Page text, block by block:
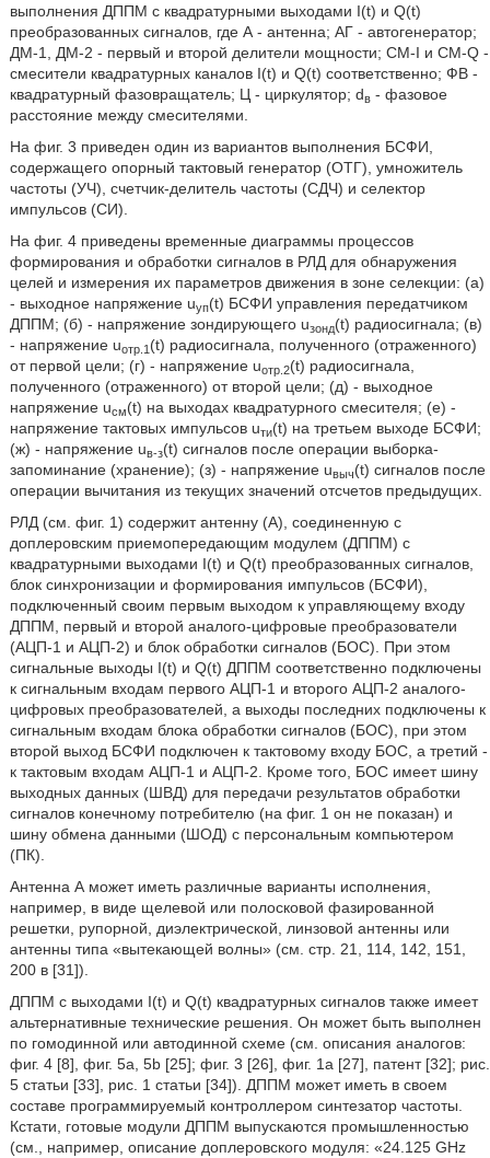
выполнения ДППМ с квадратурными выходами I(t) и Q(t)
преобразованных сигналов, где А - антенна; АГ - автогенератор;
ДМ-1, ДМ-2 - первый и второй делители мощности; CM-I и CM-Q -
смесители квадратурных каналов I(t) и Q(t) соответственно; ФВ -
квадратурный фазовращатель; Ц - циркулятор; dв - фазовое
расстояние между смесителями.
На фиг. 3 приведен один из вариантов выполнения БСФИ,
содержащего опорный тактовый генератор (ОТГ), умножитель
частоты (УЧ), счетчик-делитель частоты (СДЧ) и селектор
импульсов (СИ).
На фиг. 4 приведены временные диаграммы процессов
формирования и обработки сигналов в РЛД для обнаружения
целей и измерения их параметров движения в зоне селекции: (а)
- выходное напряжение uуп(t) БСФИ управления передатчиком
ДППМ; (б) - напряжение зондирующего uзонд(t) радиосигнала; (в)
- напряжение uотр.1 (t) радиосигнала, полученного (отраженного)
от первой цели; (г) - напряжение uотр.2(t) радиосигнала,
полученного (отраженного) от второй цели; (д) - выходное
напряжение uсм(t) на выходах квадратурного смесителя; (е) -
напряжение тактовых импульсов uти(t) на третьем выходе БСФИ;
(ж) - напряжение uв-з(t) сигналов после операции выборка-
запоминание (хранение); (з) - напряжение uвыч(t) сигналов после
операции вычитания из текущих значений отсчетов предыдущих.
РЛД (см. фиг. 1) содержит антенну (А), соединенную с
доплеровским приемопередающим модулем (ДППМ) с
квадратурными выходами I(t) и Q(t) преобразованных сигналов,
блок синхронизации и формирования импульсов (БСФИ),
подключенный своим первым выходом к управляющему входу
ДППМ, первый и второй аналого-цифровые преобразователи
(АЦП-1 и АЦП-2) и блок обработки сигналов (БОС). При этом
сигнальные выходы I(t) и Q(t) ДППМ соответственно подключены
к сигнальным входам первого АЦП-1 и второго АЦП-2 аналого-
цифровых преобразователей, а выходы последних подключены к
сигнальным входам блока обработки сигналов (БОС), при этом
второй выход БСФИ подключен к тактовому входу БОС, а третий -
к тактовым входам АЦП-1 и АЦП-2. Кроме того, БОС имеет шину
выходных данных (ШВД) для передачи результатов обработки
сигналов конечному потребителю (на фиг. 1 он не показан) и
шину обмена данными (ШОД) с персональным компьютером
(ПК).
Антенна А может иметь различные варианты исполнения,
например, в виде щелевой или полосковой фазированной
решетки, рупорной, диэлектрической, линзовой антенны или
антенны типа «вытекающей волны» (см. стр. 21, 114, 142, 151,
200 в [31]).
ДППМ с выходами I(t) и Q(t) квадратурных сигналов также имеет
альтернативные технические решения. Он может быть выполнен
по гомодинной или автодинной схеме (см. описания аналогов:
фиг. 4 [8], фиг. 5а, 5b [25]; фиг. 3 [26], фиг. 1а [27], патент [32]; рис.
5 статьи [33], рис. 1 статьи [34]). ДППМ может иметь в своем
составе программируемый контроллером синтезатор частоты.
Кстати, готовые модули ДППМ выпускаются промышленностью
(см., например, описание доплеровского модуля: «24.125 GHz